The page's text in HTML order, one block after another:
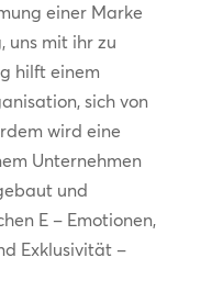
einer Marke
uns mit ihr zu
hilft einem
sich von
wird eine
Unternehmen
und
E – Emotionen,
Exklusivität –